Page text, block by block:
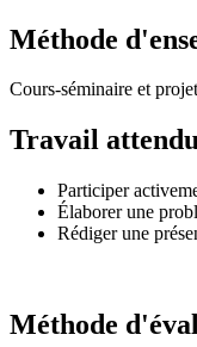
Méthode
Cours-séminaire et
Travail
Participer
Élaborer une
Rédiger une
Méthode